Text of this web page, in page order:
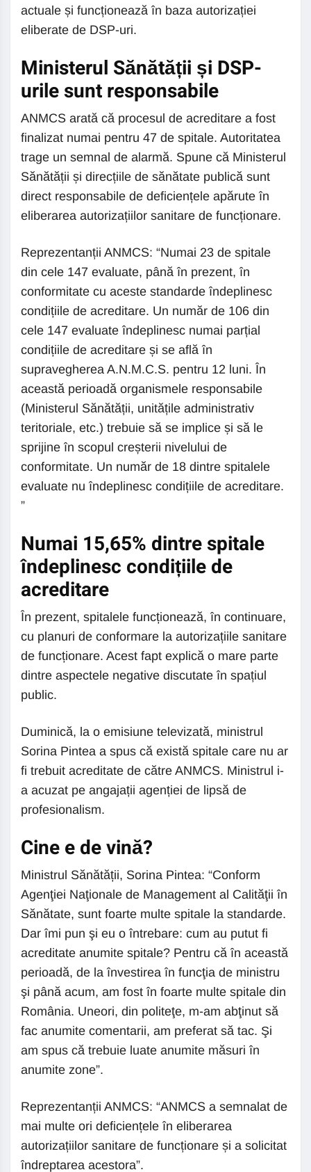
actuale și funcționează în baza autorizației
eliberate de DSP-uri.
Ministerul Sănătății și DSP-
urile sunt responsabile
ANMCS arată că procesul de acreditare a fost
finalizat numai pentru 47 de spitale. Autoritatea
trage un semnal de alarmă. Spune că Ministerul
Sănătății și direcțiile de sănătate publică sunt
direct responsabile de deficiențele apărute în
eliberarea autorizațiilor sanitare de funcționare.
Reprezentanții ANMCS: “Numai 23 de spitale
din cele 147 evaluate, până în prezent, în
conformitate cu aceste standarde îndeplinesc
condițiile de acreditare. Un număr de 106 din
cele 147 evaluate îndeplinesc numai parțial
condițiile de acreditare și se află în
supravegherea A.N.M.C.S. pentru 12 luni. În
această perioadă organismele responsabile
(Ministerul Sănătății, unitățile administrativ
teritoriale, etc.) trebuie să se implice și să le
sprijine în scopul creșterii nivelului de
conformitate. Un număr de 18 dintre spitalele
evaluate nu îndeplinesc condițiile de acreditare.
”
Numai 15,65% dintre spitale
îndeplinesc condițiile de
acreditare
În prezent, spitalele funcționează, în continuare,
cu planuri de conformare la autorizațiile sanitare
de funcționare. Acest fapt explică o mare parte
dintre aspectele negative discutate în spațiul
public.
Duminică, la o emisiune televizată, ministrul
Sorina Pintea a spus că există spitale care nu ar
fi trebuit acreditate de către ANMCS. Ministrul i-
a acuzat pe angajații agenției de lipsă de
profesionalism.
Cine e de vină?
Ministrul Sănătății, Sorina Pintea: “Conform
Agenţiei Naţionale de Management al Calităţii în
Sănătate, sunt foarte multe spitale la standarde.
Dar îmi pun şi eu o întrebare: cum au putut fi
acreditate anumite spitale? Pentru că în această
perioadă, de la învestirea în funcţia de ministru
şi până acum, am fost în foarte multe spitale din
România. Uneori, din politeţe, m-am abţinut să
fac anumite comentarii, am preferat să tac. Şi
am spus că trebuie luate anumite măsuri în
anumite zone”.
Reprezentanții ANMCS: “ANMCS a semnalat de
mai multe ori deficiențele în eliberarea
autorizațiilor sanitare de funcționare și a solicitat
îndreptarea acestora”.